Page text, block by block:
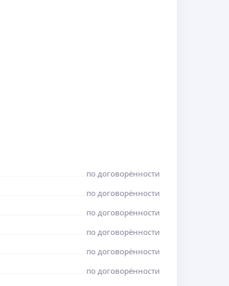
по договорённости
по договорённости
по договорённости
по договорённости
по договорённости
по договорённости